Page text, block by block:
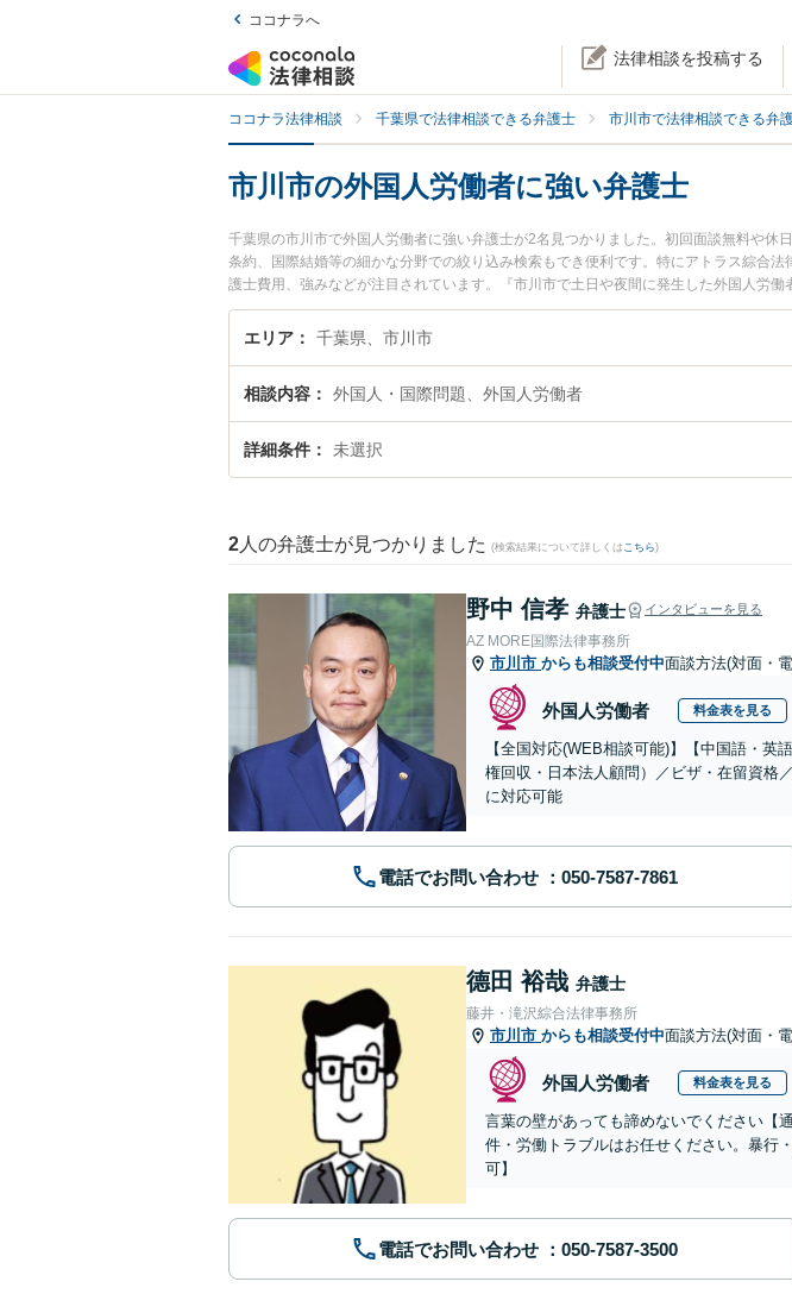
ココナラへ
法律相談を投稿する
ココナラ法律相談 千葉県で法律相談できる弁護士 市川市で法律相談できる弁
市川市の外国人労働者に強い弁護士
千葉県の市川市で外国人労働者に強い弁護士が2名見つかりました。初回面談無料や
条約、国際結婚等の細かな分野での絞り込み検索もでき便利です。特にアトラス綜合
護士費用、強みなどが注目されています。『市川市で土日や夜間に発生した外国人労
近くの弁護士を検索したい』『初回相談無料で外国人労働者を法律相談できる市川市
エリア 千葉県、市川市
相談内容 外国人・国際問題、外国人労働者
詳細条件 未選択
2 人の弁護士が見つかりました (検索結果について詳しくは こちら)
野中 信孝 弁護士 インタビューを見る
AZ MORE国際法律事務所
市川市 からも相談受付中面談方法(対面・
外国人労働者 料金表を見る
【全国対応(WEB相談可能)】【中国語・
権回収・日本法人顧問）／ビザ・在留資格
に対応可能
電話でお問い合わせ
德田 裕哉 弁護士
藤井・滝沢綜合法律事務所
市川市 からも相談受付中面談方法(対面・
外国人労働者 料金表を見る
言葉の壁があっても諦めないでください【
件・労働トラブルはお任せください。暴行
可】
電話でお問い合わせ